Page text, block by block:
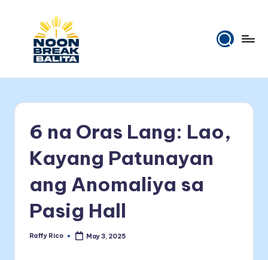
n
B
r
e
a
k
tanghali.
6 na Oras Lang: Lao,
Kayang Patunayan
ang Anomaliya sa
Pasig Hall
Posted
Raffy Rico May 3, 2025